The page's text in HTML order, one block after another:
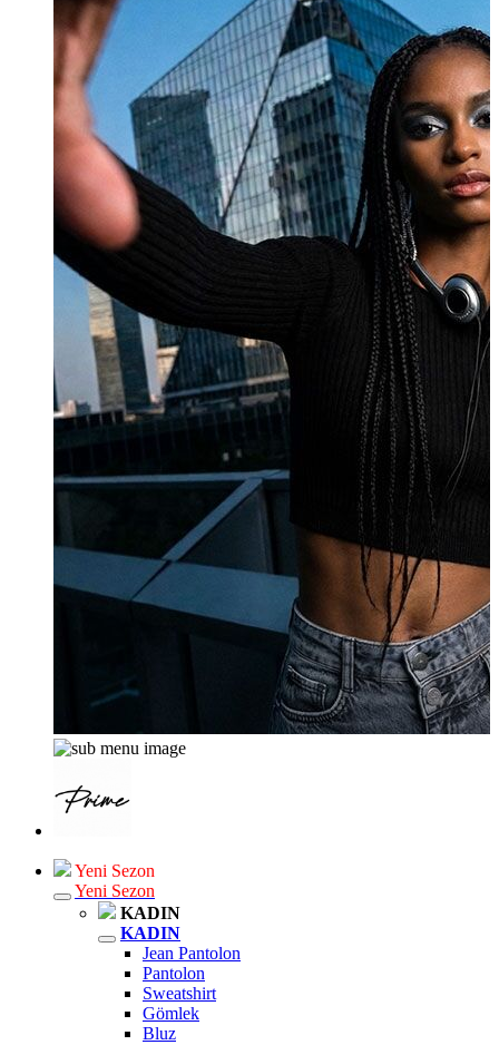
Yeni Sezon
Yeni Sezon
KADIN
KADIN
Jean Pantolon
Pantolon
Sweatshirt
Gömlek
Bluz